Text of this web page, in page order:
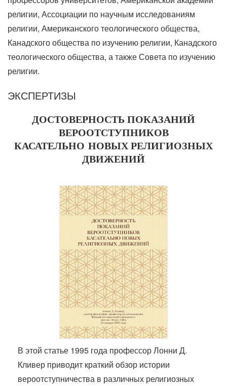
религии, Ассоциации по научным исследованиям
религии, Американского теологического общества,
Канадского общества по изучению религии, Канадского
теологического общества, а также Совета по изучению
религии.
ЭКСПЕРТИЗЫ
ДОСТОВЕРНОСТЬ ПОКАЗАНИЙ
ВЕРООТСТУПНИКОВ
КАСАТЕЛЬНО НОВЫХ РЕЛИГИОЗНЫХ
ДВИЖЕНИЙ
В этой статье 1995 года профессор Лонни Д.
Кливер приводит краткий обзор истории
вероотступничества в различных религиозных